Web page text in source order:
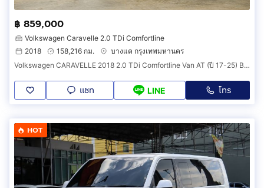
฿ 859,000
Volkswagen Caravelle 2.0 TDi Comfortline
2018
158,216 กม.
บางแค กรุงเทพมหานคร
Volkswagen CARAVELLE 2018 2.0 TDi Comfortline Van AT (ปี 17-25) B8494
แชท LINE โทร
HOT